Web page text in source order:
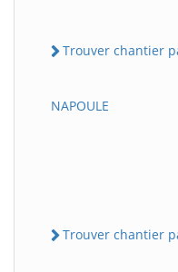
Trouver chantier
NAPOULE
Trouver chantier